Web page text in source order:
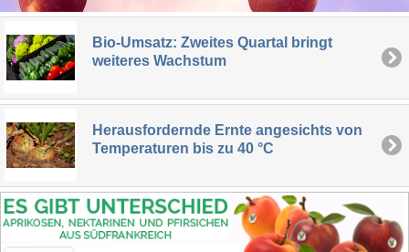
Bio-Umsatz: Zweites Quartal bringt
weiteres Wachstum
Herausfordernde Ernte angesichts von
Temperaturen bis zu 40 °C